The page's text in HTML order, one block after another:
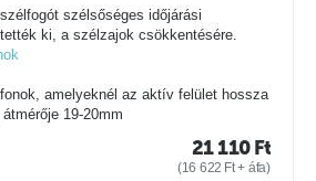
szélsőséges időjárási
ki, a szélzajok csökkentésére.
amelyeknél az aktív felület hossza
19-20mm
21 110 Ft
(16 622 Ft+ áfa)